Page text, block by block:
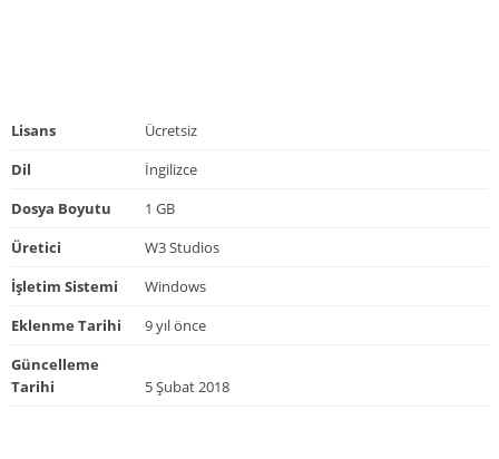
Lisans
Ücretsiz
Dil
İngilizce
Dosya Boyutu
1 GB
Üretici
W3 Studios
İşletim Sistemi
Windows
Eklenme Tarihi
9 yıl önce
Güncelleme
Tarihi
5 Şubat 2018